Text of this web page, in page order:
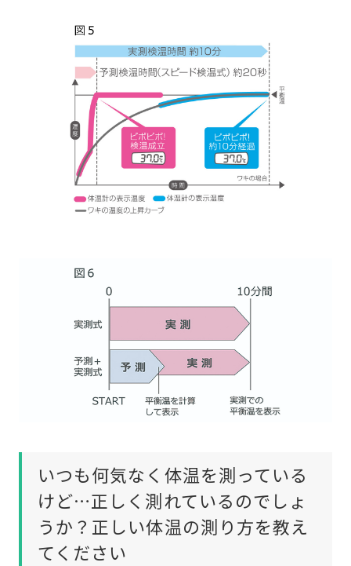
いつも何気なく体温を測っている
けど…正しく測れているのでしょ
うか？正しい体温の測り方を教え
てください